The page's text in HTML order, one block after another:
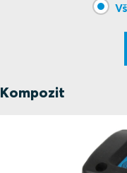
Kompozit